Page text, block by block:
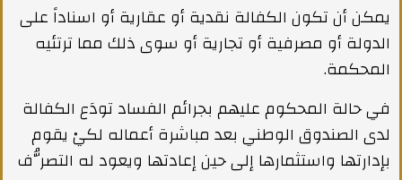
يمكن أن تكون الكفالة نقدية أو عقارية أو اسناداً على
الدولة أو مصرفية أو تجارية أو سوى ذلك مما ترتئيه
المحكمة.
في حالة المحكوم عليهم بجرائم الفساد تودَع الكفالة
لدى الصندوق الوطني بعد مباشرة أعماله لكيْ يقوم
بإدارتها واستثمارها إلى حين إعادتها ويعود له التصرُّف